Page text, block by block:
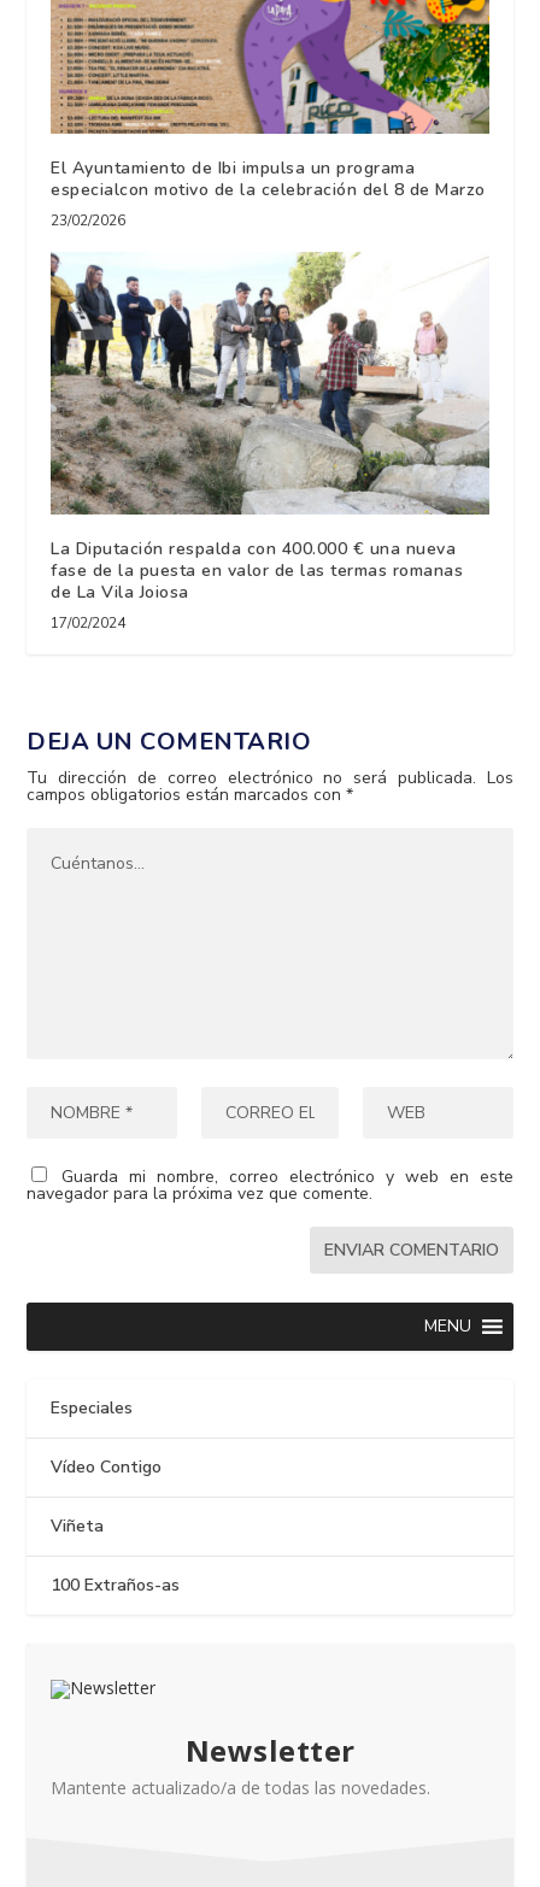
El Ayuntamiento de Ibi impulsa un programa
especialcon motivo de la celebración del 8 de Marzo
23/02/2026
La Diputación respalda con 400.000 € una nueva
fase de la puesta en valor de las termas romanas
de La Vila Joiosa
17/02/2024
DEJA UN COMENTARIO
Tu dirección de correo electrónico no será publicada. Los
campos obligatorios están marcados con*
Guarda mi nombre, correo electrónico y web en este
navegador para la próxima vez que comente.
MENU
Especiales
Vídeo Contigo
Viñeta
100 Extraños-as
Newsletter
Mantente actualizado/a de todas las novedades.